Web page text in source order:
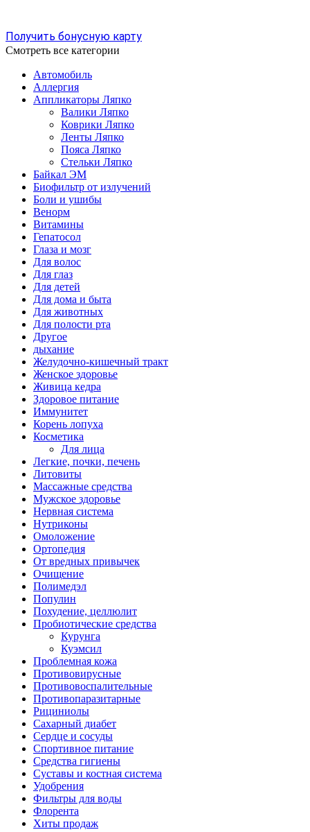
Получить бонусную карту
Смотреть все категории
Автомобиль
Аллергия
Аппликаторы Ляпко
Валики Ляпко
Коврики Ляпко
Ленты Ляпко
Пояса Ляпко
Стельки Ляпко
Байкал ЭМ
Биофильтр от излучений
Боли и ушибы
Венорм
Витамины
Гепатосол
Глаза и мозг
Для волос
Для глаз
Для детей
Для дома и быта
Для животных
Для полости рта
Другое
дыхание
Желудочно-кишечный тракт
Женское здоровье
Живица кедра
Здоровое питание
Иммунитет
Корень лопуха
Косметика
Для лица
Легкие, почки, печень
Литовиты
Массажные средства
Мужское здоровье
Нервная система
Нутриконы
Омоложение
Ортопедия
От вредных привычек
Очищение
Полимедэл
Популин
Похудение, целлюлит
Пробиотические средства
Курунга
Куэмсил
Проблемная кожа
Противовирусные
Противовоспалительные
Противопаразитарные
Рициниолы
Сахарный диабет
Сердце и сосуды
Спортивное питание
Средства гигиены
Суставы и костная система
Удобрения
Фильтры для воды
Флорента
Хиты продаж